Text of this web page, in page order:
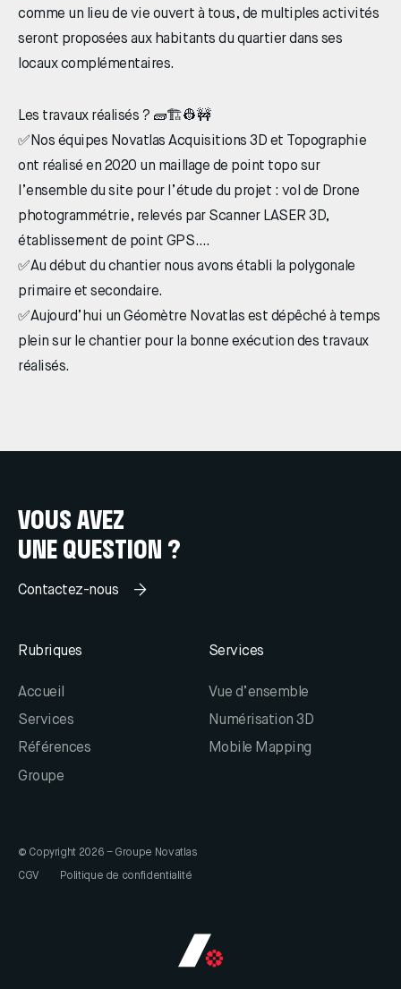
comme un lieu de vie ouvert à tous, de multiples activités
seront proposées aux habitants du quartier dans ses
locaux complémentaires.
Les travaux réalisés ? 🧱🏗👷🚧
✅Nos équipes Novatlas Acquisitions 3D et Topographie
ont réalisé en 2020 un maillage de point topo sur
l’ensemble du site pour l’étude du projet : vol de Drone
photogrammétrie, relevés par Scanner LASER 3D,
établissement de point GPS….
✅Au début du chantier nous avons établi la polygonale
primaire et secondaire.
✅Aujourd’hui un Géomètre Novatlas est dépêché à temps
plein sur le chantier pour la bonne exécution des travaux
réalisés.
VOUS AVEZ
UNE QUESTION ?
Contactez-nous
Rubriques
Accueil
Services
Références
Groupe
Services
Vue d’ensemble
Numérisation 3D
Mobile Mapping
© Copyright 2026 – Groupe Novatlas
CGV Politique de confidentialité